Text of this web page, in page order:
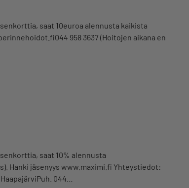
saat 10euroa alennusta kaikista
958 3637 (Hoitojen aikana en
saat 10% alennusta
Hanki jäsenyys www.maximi.fi Yhteystiedot:
044…